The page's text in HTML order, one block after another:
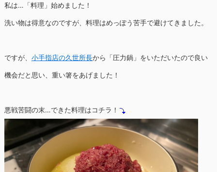
私は…「料理」始めました！
洗い物は得意なのですが、料理はめっぽう苦手で避けてきました。
ですが、 小手指店の久世所長から「圧力鍋」をいただいたので良い
機会だと思い、重い箸をあげました！
悪戦苦闘の末…できた料理はコチラ！